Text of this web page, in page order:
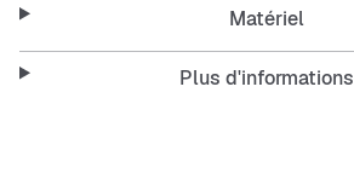
Caractéristiques:
et qui sèche rapidement.
Matériel
Plus d'informations